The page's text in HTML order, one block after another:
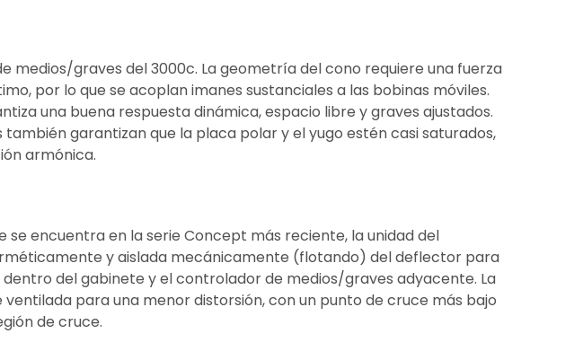
medios/graves del 3000c. La geometría del cono requiere una fuerza
por lo que se acoplan imanes sustanciales a las bobinas móviles.
una buena respuesta dinámica, espacio libre y graves ajustados.
garantizan que la placa polar y el yugo estén casi saturados,
armónica.
se encuentra en la serie Concept más reciente, la unidad del
y aislada mecánicamente (flotando) del deflector para
del gabinete y el controlador de medios/graves adyacente. La
para una menor distorsión, con un punto de cruce más bajo
de cruce.